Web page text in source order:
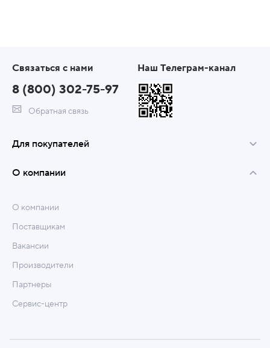
Связаться с нами
8 (800) 302-75-97
Обратная связь
Наш Телеграм-канал
Для покупателей
О компании
О компании
Поставщикам
Вакансии
Производители
Партнеры
Сервис-центр